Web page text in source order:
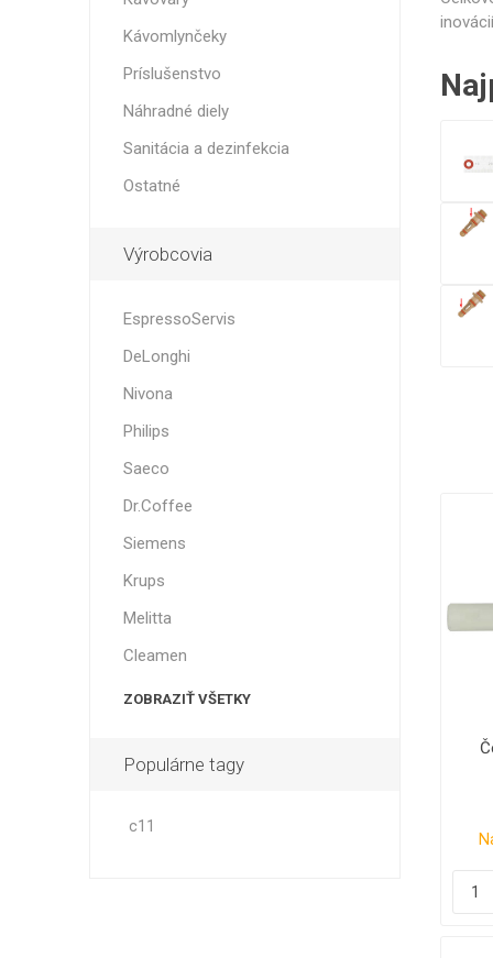
Kávomlynčeky
Príslušenstvo
Náhradné diely
Sanitácia a dezinfekcia
Ostatné
Výrobcovia
EspressoServis
DeLonghi
Nivona
Philips
Saeco
Dr.Coffee
Siemens
Krups
Melitta
Cleamen
ZOBRAZIŤ VŠETKY
Populárne tagy
c11